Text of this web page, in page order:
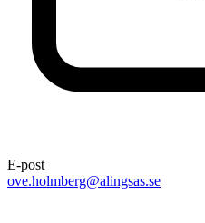
E-post
ove.holmberg@alingsas.se